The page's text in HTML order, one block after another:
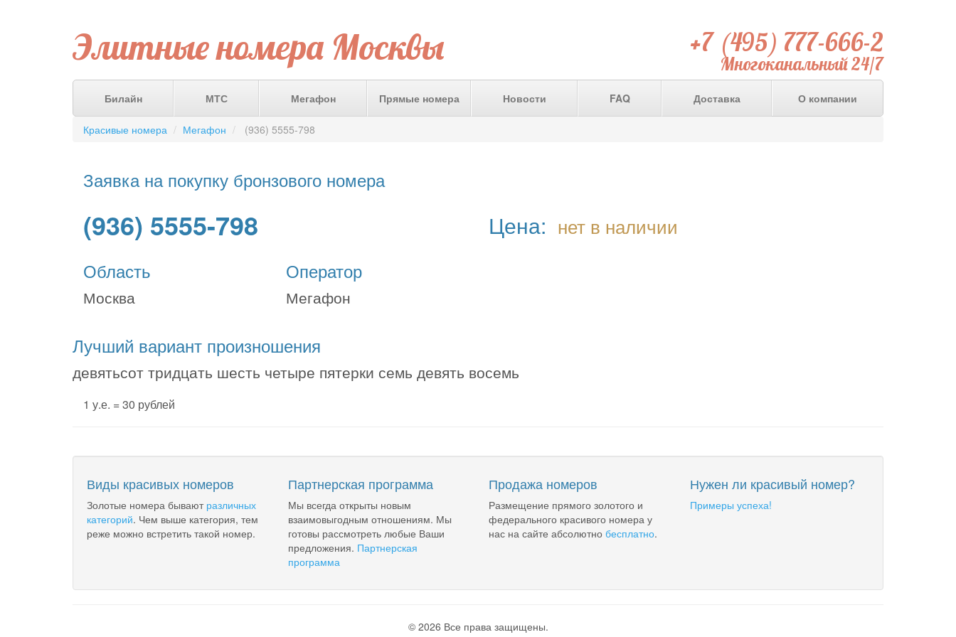
Элитные номера Москвы +7 (495) 777-666-2
Многоканальный 24/7
Билайн МТС Мегафон Прямые номера Новости FAQ Доставка О компании
Красивые номера Мегафон (936) 5555-798
Заявка на покупку бронзового номера
(936) 5555-798 Цена: нет в наличии
Область
Москва
Оператор
Мегафон
Лучший вариант произношения
девятьсот тридцать шесть четыре пятерки семь девять восемь
1 у.е. = 30 рублей
Виды красивых номеров
Золотые номера бывают различных
категорий. Чем выше категория, тем
реже можно встретить такой номер.
Партнерская программа
Мы всегда открыты новым
взаимовыгодным отношениям. Мы
готовы рассмотреть любые Ваши
предложения. Партнерская
программа
Продажа номеров
Размещение прямого золотого и
федерального красивого номера у
нас на сайте абсолютно бесплатно.
Нужен ли красивый номер?
Примеры успеха!
© 2026 Все права защищены.